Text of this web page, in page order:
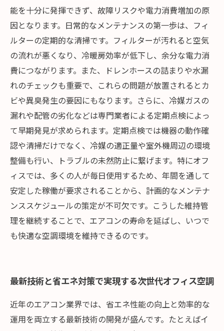
能を十分に発揮できず、故障リスクや電力消費増加の原
因となります。日常的なメンテナンスの第一歩は、フィ
ルターの定期的な清掃です。フィルターが汚れると空気
の流れが悪くなり、冷暖房効率が低下し、余分な電力消
費につながります。また、ドレンホースの詰まりや水漏
れのチェックも重要で、これらの問題が放置されるとカ
ビや異臭発生の要因にもなります。さらに、冷媒ガスの
漏れや配管の劣化などは専門業者による定期点検によっ
て早期発見が求められます。定期点検では機器の動作確
認や清掃だけでなく、冷媒の適正量や室外機周辺の環境
整備も行い、トラブルの未然防止に繋げます。特にオフ
ィスでは、多くの人が毎日使用するため、年間を通して
安定した稼働が要求されることから、計画的なメンテナ
ンススケジュールの策定が不可欠です。こうした維持管
理を継続することで、エアコンの寿命を延ばし、いつで
も快適な空調環境を維持できるのです。
最新技術と省エネ対策で実現する次世代オフィス空調
近年のエアコン業界では、省エネ性能の向上と効率的な
運用を両立する最新技術の開発が盛んです。たとえばイ